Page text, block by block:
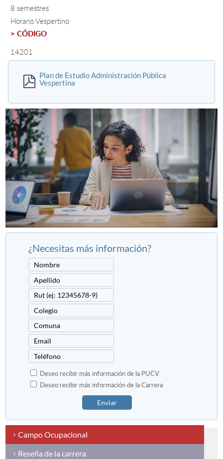
Académicos
Funcionarios
Alumni
8 semestres
Horario Vespertino
> CÓDIGO
14201
Plan de Estudio Administración Pública
Vespertina
¿Necesitas más información?
Deseo recibir más información de la PUCV
Deseo recibir más información de la Carrera
Enviar
Campo Ocupacional
Reseña de la carrera